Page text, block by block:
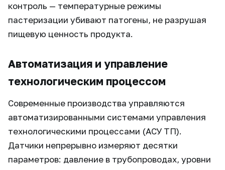
контроль — температурные режимы
пастеризации убивают патогены, не разрушая
пищевую ценность продукта.
Автоматизация и управление
технологическим процессом
Современные производства управляются
автоматизированными системами управления
технологическими процессами (АСУ ТП).
Датчики непрерывно измеряют десятки
параметров: давление в трубопроводах, уровни